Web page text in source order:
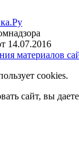
14.07.2016
материалов
cookies.
сайт, вы